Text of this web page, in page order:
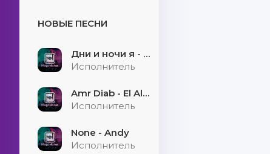
НОВЫЕ ПЕСНИ
Дни и ночи я - скучаю
Исполнитель
Amr Diab - El Alem Allah
Исполнитель
None - Andy
Исполнитель